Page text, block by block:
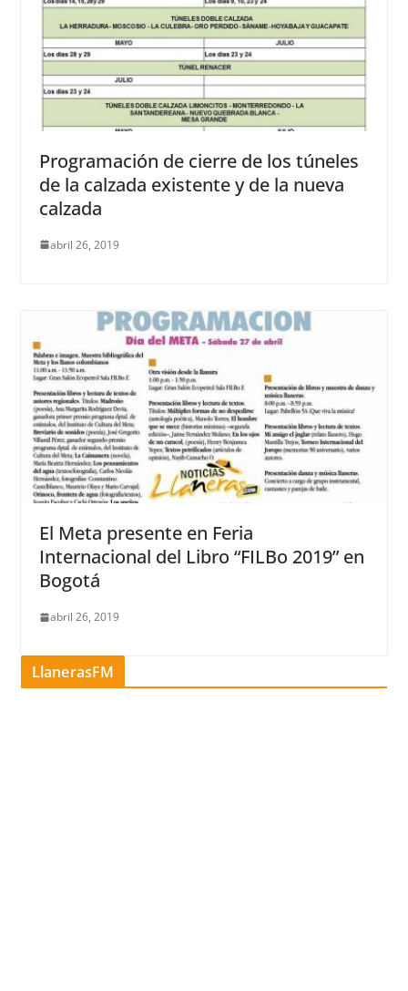
Programación de cierre de los túneles
de la calzada existente y de la nueva
calzada
abril 26, 2019
El Meta presente en Feria
Internacional del Libro “FILBo 2019” en
Bogotá
abril 26, 2019
LlanerasFM